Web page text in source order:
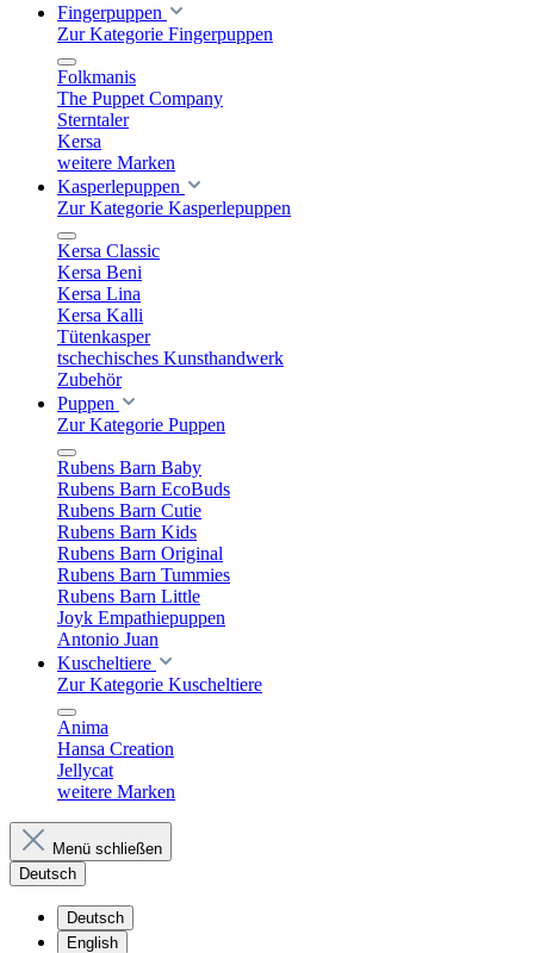
Fingerpuppen
Zur Kategorie Fingerpuppen
Folkmanis
The Puppet Company
Sterntaler
Kersa
weitere Marken
Kasperlepuppen
Zur Kategorie Kasperlepuppen
Kersa Classic
Kersa Beni
Kersa Lina
Kersa Kalli
Tütenkasper
tschechisches Kunsthandwerk
Zubehör
Puppen
Zur Kategorie Puppen
Rubens Barn Baby
Rubens Barn EcoBuds
Rubens Barn Cutie
Rubens Barn Kids
Rubens Barn Original
Rubens Barn Tummies
Rubens Barn Little
Joyk Empathiepuppen
Antonio Juan
Kuscheltiere
Zur Kategorie Kuscheltiere
Anima
Hansa Creation
Jellycat
weitere Marken
Menü schließen
Deutsch
Deutsch
English